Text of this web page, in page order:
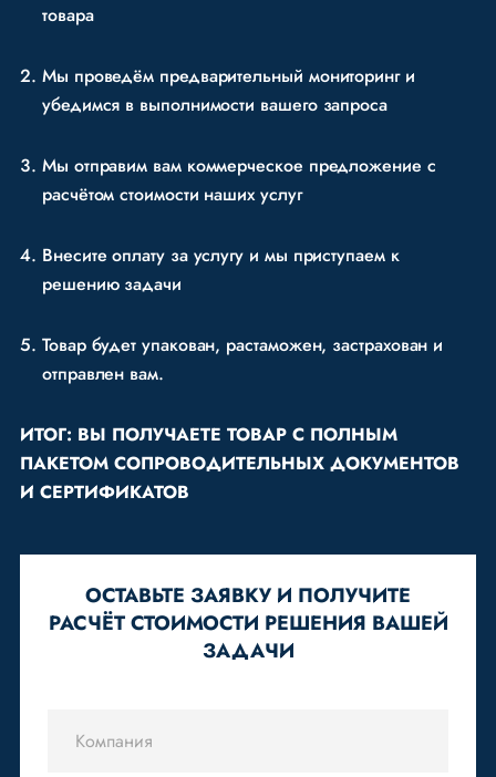
товара
Мы проведём предварительный мониторинг и
убедимся в выполнимости вашего запроса
Мы отправим вам коммерческое предложение с
расчётом стоимости наших услуг
Внесите оплату за услугу и мы приступаем к
решению задачи
Товар будет упакован, растаможен, застрахован и
отправлен вам.
ИТОГ: ВЫ ПОЛУЧАЕТЕ ТОВАР С ПОЛНЫМ
ПАКЕТОМ СОПРОВОДИТЕЛЬНЫХ ДОКУМЕНТОВ
И СЕРТИФИКАТОВ
ОСТАВЬТЕ ЗАЯВКУ И ПОЛУЧИТЕ
РАСЧЁТ СТОИМОСТИ РЕШЕНИЯ ВАШЕЙ
ЗАДАЧИ